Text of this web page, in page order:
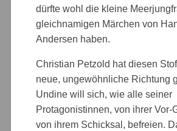
dürfte wohl die kleine
gleichnamigen Märchen von
Andersen haben.
Christian Petzold hat diesen
neue, ungewöhnliche Richtung
Undine will sich, wie alle seiner
Protagonistinnen, von ihrer Vor-
von ihrem Schicksal, befreien.